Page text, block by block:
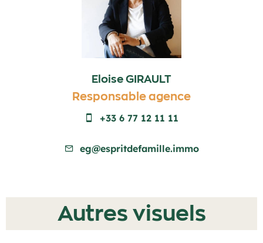
Eloise GIRAULT
Responsable agence
+33 6 77 12 11 11
eg@espritdefamille.immo
Autres visuels